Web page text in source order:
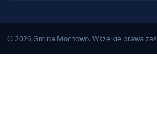
© 2026 Gmina Mochowo. Wszelkie prawa